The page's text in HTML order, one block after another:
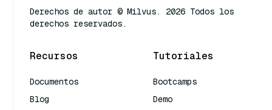
Derechos de autor © Milvus. 2026 Todos los
derechos reservados.
Recursos
Documentos
Blog
Tutoriales
Bootcamps
Demo